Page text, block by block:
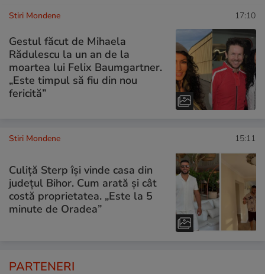
Stiri Mondene 17:10
Gestul făcut de Mihaela
Rădulescu la un an de la
moartea lui Felix Baumgartner.
„Este timpul să fiu din nou
fericită”
Stiri Mondene 15:11
Culiță Sterp își vinde casa din
județul Bihor. Cum arată și cât
costă proprietatea. „Este la 5
minute de Oradea”
PARTENERI